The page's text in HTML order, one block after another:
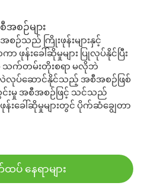
စဉ်များ
ဉ်သည် ကြိုးဖုန်းများနှင့်
ဖုန်းခေါ်ဆိုမှုများ ပြုလုပ်နိုင်ပြီး
က်တမ်းတိုးစရာ မလိုဘဲ
လဲလုပ်ဆောင်နိုင်သည့် အစီအစဉ်ဖြစ်
င်းမှု အစီအစဉ်ဖြင့် သင်သည်
န်းခေါ်ဆိုမှုများတွင် ပိုက်ဆံချွေတာ
ပ် နေရာများ